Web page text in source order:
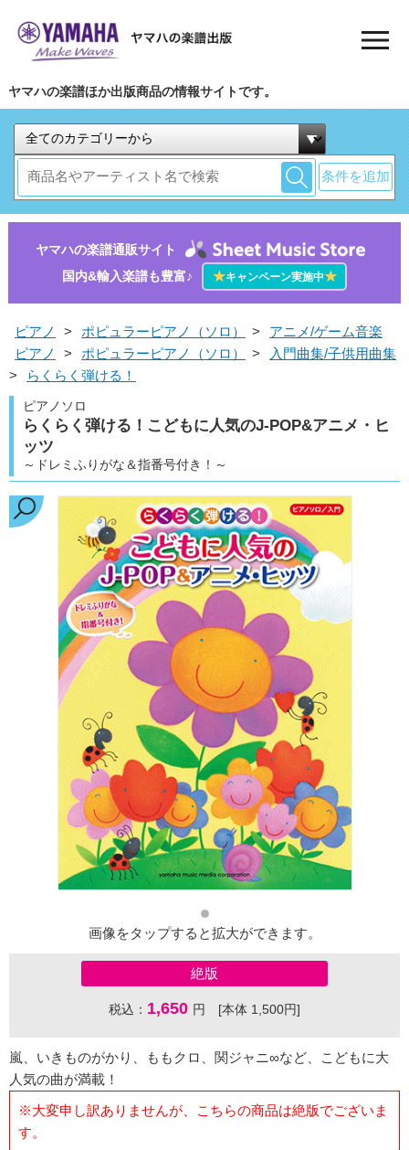
ヤマハの楽譜ほか出版商品の情報サイトです。
条件を追加
ヤマハの楽譜通販サイト
国内&輸入楽譜も豊富♪
★キャンペーン実施中★
ピアノ > ポピュラーピアノ（ソロ） >
アニメ/ゲーム音楽
ピアノ
> ポピュラーピアノ（ソロ） >
入門曲集/子供用曲集
>
らくらく弾ける！
ピアノソロ
らくらく弾ける！こどもに人気のJ-POP&アニメ・ヒ
ッツ
～ドレミふりがな＆指番号付き！～
画像をタップすると拡大ができます。
絶版
税込： 1,650 円 [本体 1,500円]
嵐、いきものがかり、ももクロ、関ジャニ∞など、こどもに大
人気の曲が満載！
※大変申し訳ありませんが、こちらの商品は絶版でございま
す。